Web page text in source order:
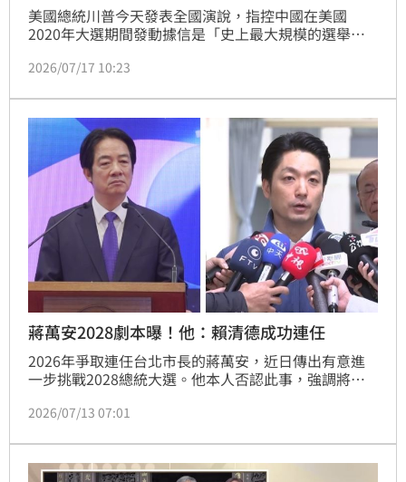
美國總統川普今天發表全國演說，指控中國在美國
2020年大選期間發動據信是「史上最大規模的選舉資
2026/07/17 10:23
蔣萬安2028劇本曝！他：賴清德成功連任​
2026年爭取連任台北市長的蔣萬安，近日傳出有意進
一步挑戰2028總統大選。他本人否認此事，強調將專
除非國民黨派出蔣萬安出線2028總統大選，否則賴清
2026/07/13 07:01